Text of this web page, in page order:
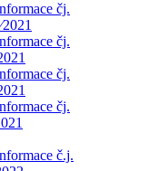
čj.
čj.
čj.
čj.
č.j.